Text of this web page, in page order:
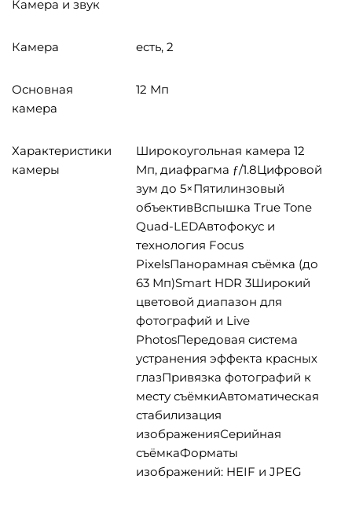
Камера и звук
Камера есть, 2
Основная
камера
12 Мп
Характеристики
камеры
Широкоугольная камера 12
Мп, диафрагма ƒ/1.8Цифровой
зум до 5×Пятилинзовый
объективВспышка True Tone
Quad-LEDАвтофокус и
технология Focus
PixelsПанорамная съёмка (до
63 Мп)Smart HDR 3Широкий
цветовой диапазон для
фотографий и Live
PhotosПередовая система
устранения эффекта красных
глазПривязка фотографий к
месту съёмкиАвтоматическая
стабилизация
изображенияСерийная
съёмкаФорматы
изображений: HEIF и JPEG